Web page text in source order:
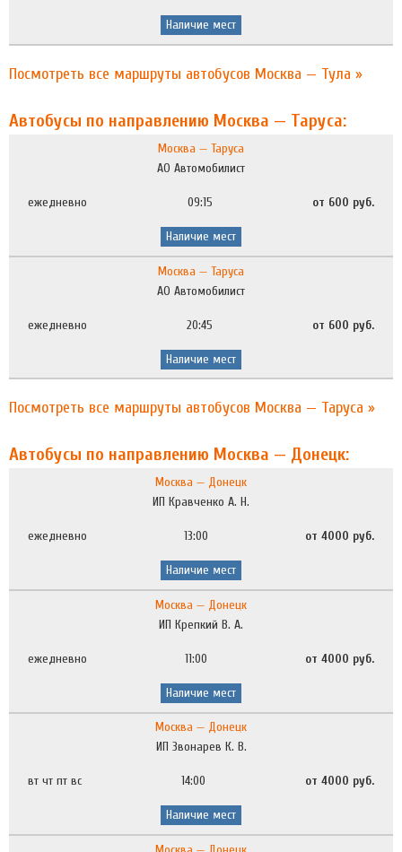
Наличие мест
Посмотреть все маршруты автобусов Москва — Тула »
Автобусы по направлению Москва — Таруса:
Москва — Таруса
АО Автомобилист
ежедневно 09:15 от 600 руб.
Наличие мест
Москва — Таруса
АО Автомобилист
ежедневно 20:45 от 600 руб.
Наличие мест
Посмотреть все маршруты автобусов Москва — Таруса »
Автобусы по направлению Москва — Донецк:
Москва — Донецк
ИП Кравченко А. Н.
ежедневно 13:00 от 4000 руб.
Наличие мест
Москва — Донецк
ИП Крепкий В. А.
ежедневно 11:00 от 4000 руб.
Наличие мест
Москва — Донецк
ИП Звонарев К. В.
вт чт пт вс 14:00 от 4000 руб.
Наличие мест